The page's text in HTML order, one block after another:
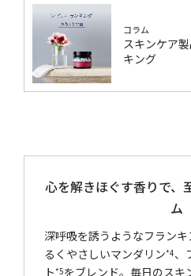
コラム
スキンケア
キング
心を解きほぐす香りで、
ム
深呼吸を誘うようなフラン
るくやさしいマンダリン*4、
ト*5をブレンド。毎日のスキ